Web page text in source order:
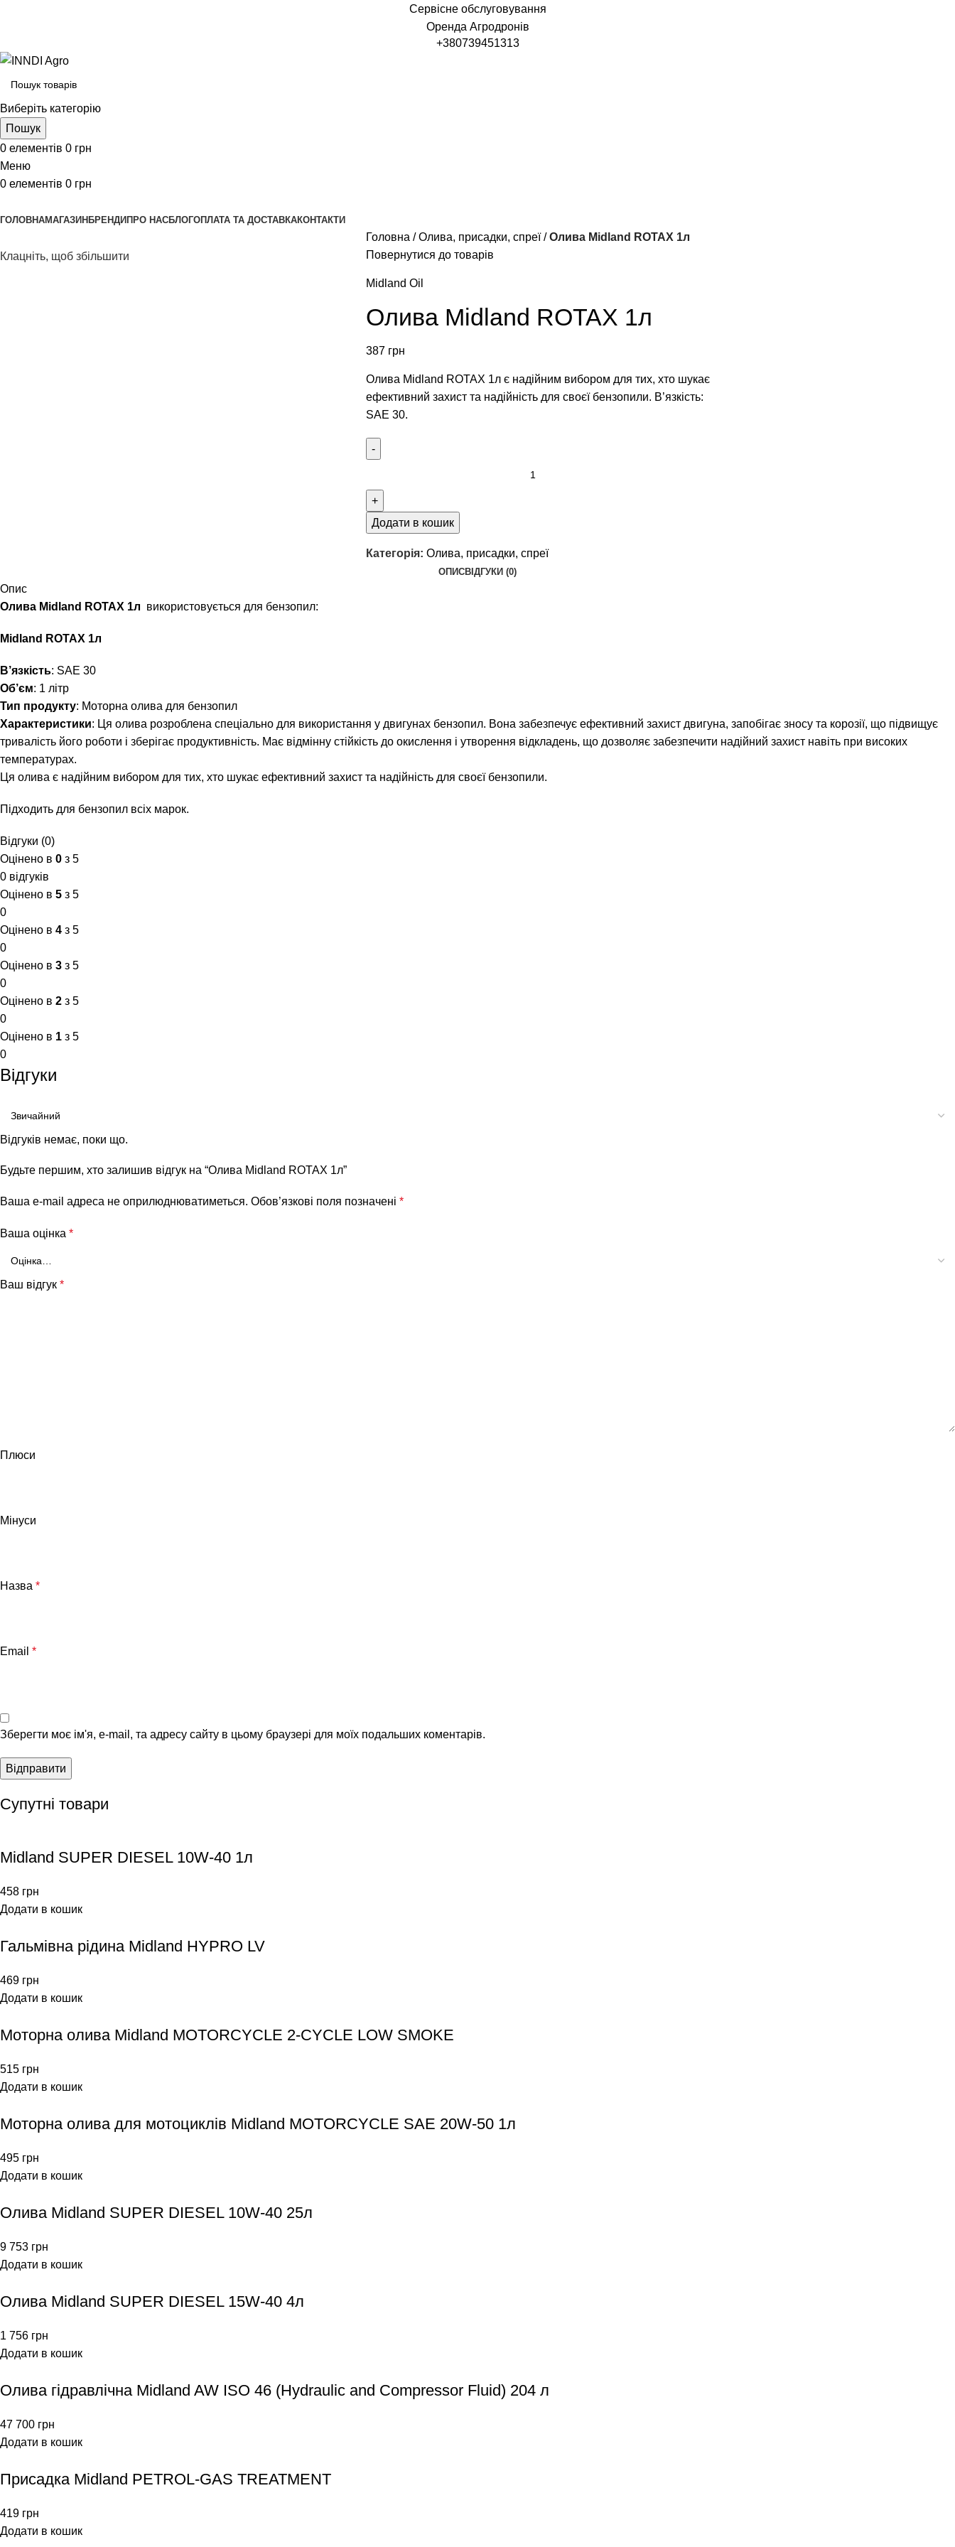
Сервісне обслуговування
Оренда Агродронів
+380739451313
Виберіть категорію
Пошук
0 елементів 0 грн
Меню
0 елементів 0 грн
ГОЛОВНАМАГАЗИН БРЕНДИ ПРО НАСБЛОГОПЛАТА ТА ДОСТАВКАКОНТАКТИ
Клацніть, щоб збільшити
Головна Олива, присадки, спреї
Олива Midland ROTAX 1л
Повернутися до товарів
Midland Oil
Олива Midland ROTAX 1л
387 грн
Олива Midland ROTAX 1л є надійним вибором для тих, хто шукає
ефективний захист та надійність для своєї бензопили. В’язкість:
SAE 30.
Додати в кошик
Категорія: Олива, присадки, спреї
ОПИСВІДГУКИ (0)
Опис
Олива Midland ROTAX 1л використовується для бензопил:
Midland ROTAX 1л
В’язкість: SAE 30
Об’єм: 1 літр
Тип продукту: Моторна олива для бензопил
Характеристики: Ця олива розроблена спеціально для використання у двигунах бензопил. Вона забезпечує ефективний захист двигуна, запобігає зносу та корозії, що підвищує
тривалість його роботи і зберігає продуктивність. Має відмінну стійкість до окислення і утворення відкладень, що дозволяє забезпечити надійний захист навіть при високих
температурах.
Ця олива є надійним вибором для тих, хто шукає ефективний захист та надійність для своєї бензопили.
Підходить для бензопил всіх марок.
Відгуки (0)
Оцінено в 0 з 5
0 відгуків
Оцінено в 5 з 5
0
Оцінено в 4 з 5
0
Оцінено в 3 з 5
0
Оцінено в 2 з 5
0
Оцінено в 1 з 5
0
Відгуки
Відгуків немає, поки що.
Будьте першим, хто залишив відгук на “Олива Midland ROTAX 1л”
Ваша e-mail адреса не оприлюднюватиметься. Обов’язкові поля позначені *
Ваша оцінка *
Ваш відгук *
Плюси
Мінуси
Назва *
Email *
Зберегти моє ім'я, e-mail, та адресу сайту в цьому браузері для моїх подальших коментарів.
Супутні товари
Midland SUPER DIESEL 10W-40 1л
458 грн
Додати в кошик
Гальмівна рідина Midland HYPRO LV
469 грн
Додати в кошик
Моторна олива Midland MOTORCYCLE 2-CYCLE LOW SMOKE
515 грн
Додати в кошик
Моторна олива для мотоциклів Midland MOTORCYCLE SAE 20W-50 1л
495 грн
Додати в кошик
Олива Midland SUPER DIESEL 10W-40 25л
9 753 грн
Додати в кошик
Олива Midland SUPER DIESEL 15W-40 4л
1 756 грн
Додати в кошик
Олива гідравлічна Midland AW ISO 46 (Hydraulic and Compressor Fluid) 204 л
47 700 грн
Додати в кошик
Присадка Midland PETROL-GAS TREATMENT
419 грн
Додати в кошик